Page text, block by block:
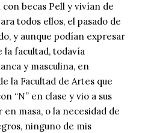
becas Pell y vivían de
todos ellos, el pasado de
y aunque podían expresar
facultad, todavía
y masculina, en
la Facultad de Artes que
“N” en clase y vio a sus
masa, o la necesidad de
ninguno de mis